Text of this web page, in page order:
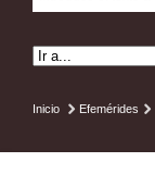
Inicio Efemérides